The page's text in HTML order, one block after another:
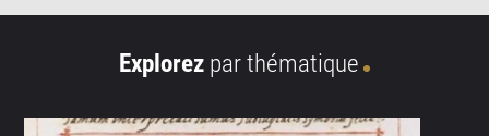
Explorez par thématique